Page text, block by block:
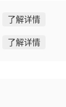
了解详情
了解详情